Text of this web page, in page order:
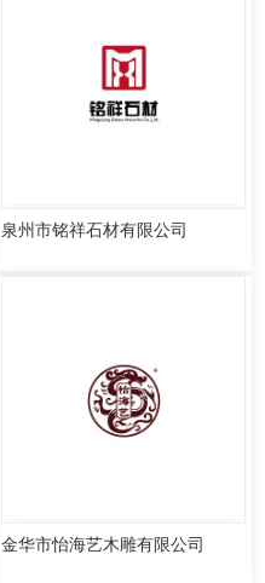
泉州市铭祥石材有限公司
金华市怡海艺木雕有限公司